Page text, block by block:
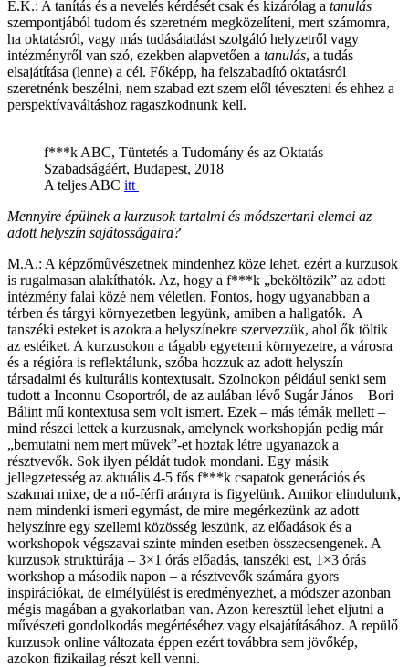
E.K.: A tanítás és a nevelés kérdését csak és kizárólag a tanulás
szempontjából tudom és szeretném megközelíteni, mert számomra,
ha oktatásról, vagy más tudásátadást szolgáló helyzetről vagy
intézményről van szó, ezekben alapvetően a tanulás, a tudás
elsajátítása (lenne) a cél. Főképp, ha felszabadító oktatásról
szeretnénk beszélni, nem szabad ezt szem elől téveszteni és ehhez a
perspektívaváltáshoz ragaszkodnunk kell.
f***k ABC, Tüntetés a Tudomány és az Oktatás
Szabadságáért, Budapest, 2018
A teljes ABC itt
Mennyire épülnek a kurzusok tartalmi és módszertani elemei az
adott helyszín sajátosságaira?
M.A.: A képzőművészetnek mindenhez köze lehet, ezért a kurzusok
is rugalmasan alakíthatók. Az, hogy a f***k „beköltözik” az adott
intézmény falai közé nem véletlen. Fontos, hogy ugyanabban a
térben és tárgyi környezetben legyünk, amiben a hallgatók. A
tanszéki esteket is azokra a helyszínekre szervezzük, ahol ők töltik
az estéiket. A kurzusokon a tágabb egyetemi környezetre, a városra
és a régióra is reflektálunk, szóba hozzuk az adott helyszín
társadalmi és kulturális kontextusait. Szolnokon például senki sem
tudott a Inconnu Csoportról, de az aulában lévő Sugár János – Bori
Bálint mű kontextusa sem volt ismert. Ezek – más témák mellett –
mind részei lettek a kurzusnak, amelynek workshopján pedig már
„bemutatni nem mert művek”-et hoztak létre ugyanazok a
résztvevők. Sok ilyen példát tudok mondani. Egy másik
jellegzetesség az aktuális 4-5 fős f***k csapatok generációs és
szakmai mixe, de a nő-férfi arányra is figyelünk. Amikor elindulunk,
nem mindenki ismeri egymást, de mire megérkezünk az adott
helyszínre egy szellemi közösség leszünk, az előadások és a
workshopok végszavai szinte minden esetben összecsengenek. A
kurzusok struktúrája – 3×1 órás előadás, tanszéki est, 1×3 órás
workshop a második napon – a résztvevők számára gyors
inspirációkat, de elmélyülést is eredményezhet, a módszer azonban
mégis magában a gyakorlatban van. Azon keresztül lehet eljutni a
művészeti gondolkodás megértéséhez vagy elsajátításához. A repülő
kurzusok online változata éppen ezért továbbra sem jövőkép,
azokon fizikailag részt kell venni.